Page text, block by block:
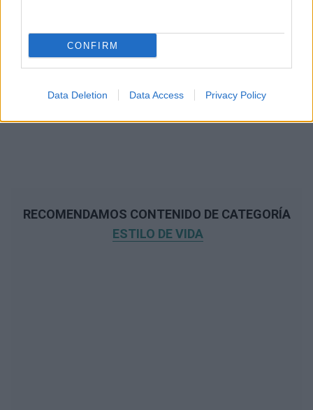
CONFIRM
Data Deletion Data Access Privacy Policy
RECOMENDAMOS CONTENIDO DE CATEGORÍA
ESTILO DE VIDA